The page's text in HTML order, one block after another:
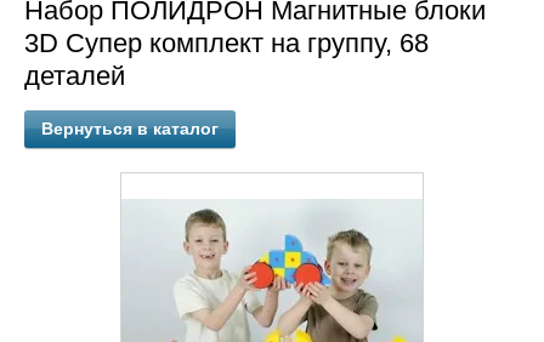
Набор ПОЛИДРОН Магнитные блоки
3D Супер комплект на группу, 68
деталей
Вернуться в каталог